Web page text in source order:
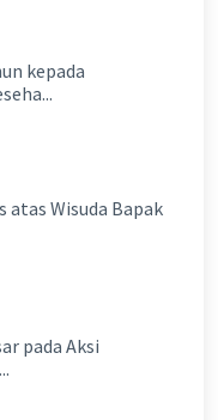
kepada
atas Wisuda Bapak
pada Aksi